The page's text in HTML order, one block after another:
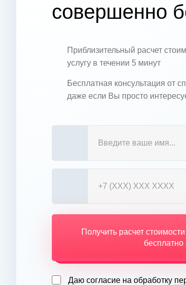
совершенно
Приблизительный расчет
услугу в течении 5 минут
Бесплатная консультация от
даже если Вы просто
Получить расчет
бесплатно
Даю согласие на обработку